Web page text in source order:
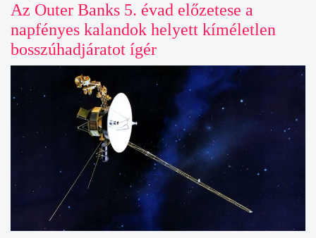
Az Outer Banks 5. évad előzetese a
napfényes kalandok helyett kíméletlen
bosszúhadjáratot ígér